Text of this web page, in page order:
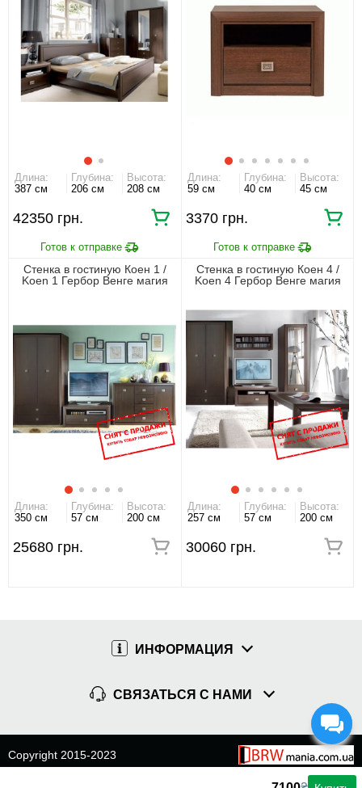
Длина:
387 см
Глубина:
206 см
Высота:
208 см
42350 грн.
Длина:
59 см
Глубина:
40 см
Высота:
45 см
3370 грн.
Стенка в гостиную Коен 1 /
Koen 1 Гербор Венге магия
Длина:
350 см
Глубина:
57 см
Высота:
200 см
25680 грн.
Стенка в гостиную Коен 4 /
Koen 4 Гербор Венге магия
Длина:
257 см
Глубина:
57 см
Высота:
200 см
30060 грн.
ИНФОРМАЦИЯ
СВЯЗАТЬСЯ С НАМИ
Copyright 2015-2023